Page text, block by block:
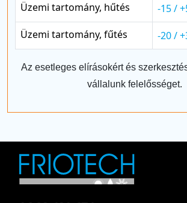
Üzemi tartomány, hűtés
-15 /
Üzemi tartomány, fűtés
-20 /
Az esetleges elírásokért és
vállalunk felelősséget.